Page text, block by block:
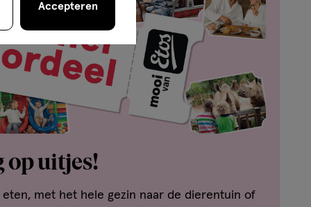
op uitjes!
eten, met het hele gezin naar de dierentuin of
Accepteren